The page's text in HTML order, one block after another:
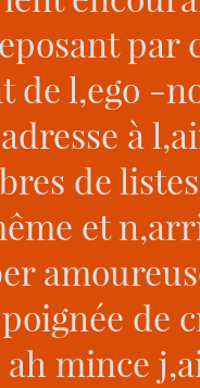
par
de l,ego -
à
de
et
de
mince